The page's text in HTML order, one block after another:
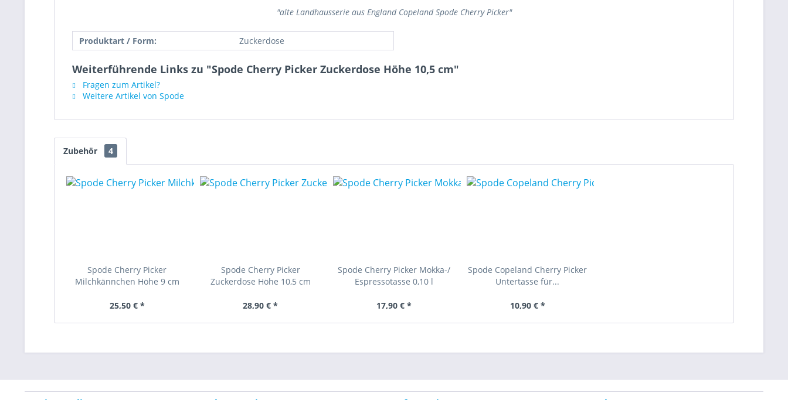
"alte Landhausserie aus England Copeland Spode Cherry Picker"
Produktart / Form: Zuckerdose
Weiterführende Links zu "Spode Cherry Picker Zuckerdose Höhe 10,5 cm"
Fragen zum Artikel?
Weitere Artikel von Spode
Zubehör 4
Spode Cherry Picker
Milchkännchen Höhe 9 cm
25,50 € *
Spode Cherry Picker
Zuckerdose Höhe 10,5 cm
28,90 € *
Spode Cherry Picker Mokka-/
Espressotasse 0,10 l
17,90 € *
Spode Copeland Cherry Picker
Untertasse für...
10,90 € *